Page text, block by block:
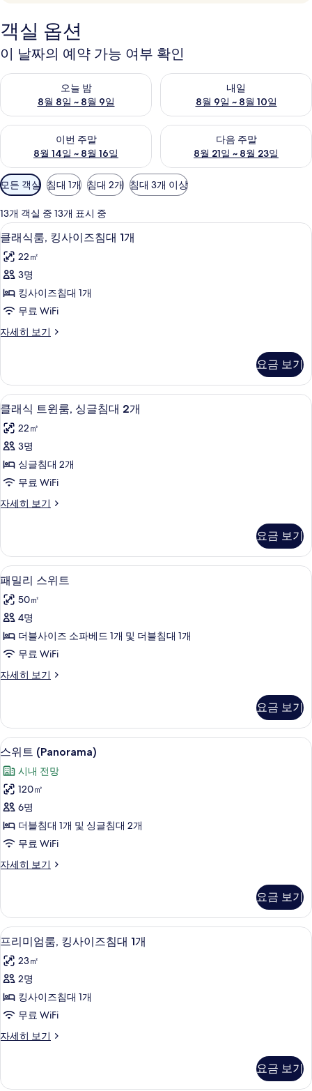
객실 옵션
이 날짜의 예약 가능 여부 확인
오늘 밤
8월 8일 ~ 8월 9일
오늘 밤 예약 가능 여부 확인, 8월 8일 ~ 8월 9일
내일
8월 9일 ~ 8월 10일
내일 예약 가능 여부 확인, 8월
이번 주말
8월 14일 ~ 8월 16일
이번 주말 예약 가능 여부 확인, 8월 14일 ~ 8월 16일
다음 주말
8월 21일 ~ 8월 23일
다음 주말 예약 가능 여부 확인
객
실
에
사
용
가
능
한
터
모든 객실 침대 1개 침대 2개 침대 3개 이상
13개 객실 중 13개 표시 중
클
래
식
룸,
킹
사
이
침
대
1
개
사
진
모
두
클래식룸, 킹사이즈침대 1개 | 저자극
6
클래식룸, 킹사이즈침대 1개
22㎡
3명
킹사이즈침대 1개
무료 WiFi
자세히 보기
클
킹
사
이
침
대
개
자
히
요금 보기
클
래
식
트
윈
룸,
싱
침
대
2
개
사
진
모
두
클래식 트윈룸, 싱글침대 2개 | 저자극
6
클래식 트윈룸, 싱글침대 2개
22㎡
3명
싱글침대 2개
무료 WiFi
자세히 보기
클
윈
룸,
싱
글
침
대
개
자
히
요금 보기
패
밀
리
스
위
트
사
모
두
보
기
패밀리 스위트 | 저자극성 침구, 객실
9
패밀리 스위트
50㎡
4명
더블사이즈 소파베드 1개 및 더블침대 1개
무료 WiFi
자세히 보기
패
위
트
자
히
보
요금 보기
스
위
트
(Panorama)
사
진
모
두
기
저자극성 침구, 객실 내 금고, 책상, 암
12
스위트 (Panorama)
시내 전망
120㎡
6명
더블침대 1개 및 싱글침대 2개
무료 WiFi
자세히 보기
스
자
세
히
기
요금 보기
프
리
미
엄
룸,
킹
사
즈
저자극성 침구, 객실 내 금고, 책상, 암
7
프리미엄룸, 킹사이즈침대 1개
23㎡
2명
킹사이즈침대 1개
무료 WiFi
자세히 보기
프
룸,
요금 보기